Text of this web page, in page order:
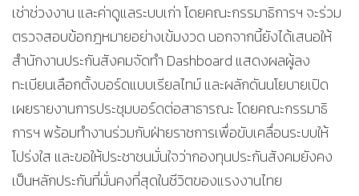
เช่าช่วงงาน และค่าดูแลระบบเก่า โดยคณะกรรมาธิการฯ จะร่วม
ตรวจสอบข้อกฎหมายอย่างเข้มงวด นอกจากนี้ยังได้เสนอให้
สำนักงานประกันสังคมจัดทำ Dashboard แสดงผลผู้ลง
ทะเบียนเลือกตั้งบอร์ดแบบเรียลไทม์ และผลักดันนโยบายเปิด
เผยรายงานการประชุมบอร์ดต่อสาธารณะ โดยคณะกรรมาธิ
การฯ พร้อมทำงานร่วมกับฝ่ายราชการเพื่อขับเคลื่อนระบบให้
โปร่งใส และขอให้ประชาชนมั่นใจว่ากองทุนประกันสังคมยังคง
เป็นหลักประกันที่มั่นคงที่สุดในชีวิตของแรงงานไทย